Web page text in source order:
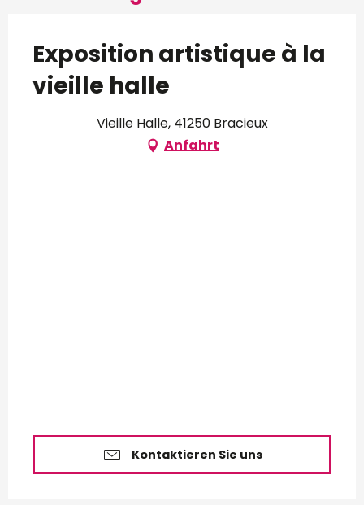
Exposition artistique à la
vieille halle
Vieille Halle, 41250 Bracieux
Anfahrt
Kontaktieren Sie uns